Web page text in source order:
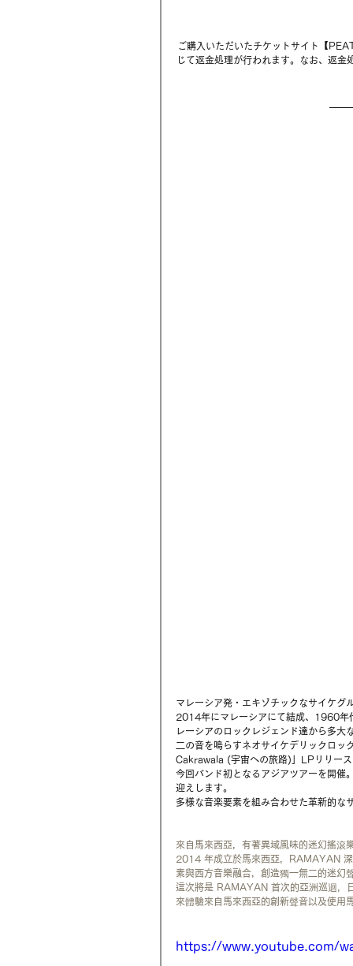
ご購入いただいたチケットサイト【
じて返金処理が行われます。なお、返
マレーシア発・エキゾチックなサイケ
2014年にマレーシアにて結成、1960年
レーシアのロックレジェンド達から多大
二の音を鳴らすネオサイケデリックロ
Cakrawala (宇宙への旅路)」LPリリー
今回バンド初となるアジアツアーを開催
迎えします。
多様な音楽要素を組み合わせた革新的な
來自馬來西亞，有著異域風味的迷幻搖
2014 年成立於馬來西亞，RAMAYAN 深
素與西方音樂融合，創造獨一無二的迷幻
這次將是 RAMAYAN 首次的亞洲巡迴，
來體驗來自馬來西亞的創新聲音以及使用
https://www.youtube.com/